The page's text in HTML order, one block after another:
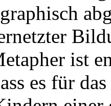
ist
es für